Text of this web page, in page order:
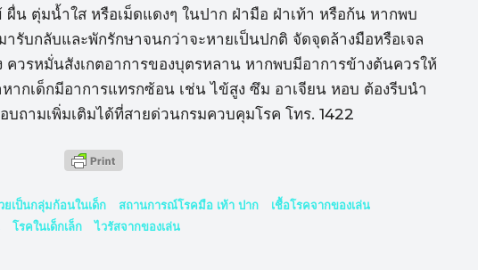
น ตุ่มน้ำใส หรือเม็ดแดงๆ ในปาก ฝ่ามือ ฝ่าเท้า หรือก้น หากพบ
ารับกลับและพักรักษาจนกว่าจะหายเป็นปกติ จัดจุดล้างมือหรือเจล
วรหมั่นสังเกตอาการของบุตรหลาน หากพบมีอาการข้างต้นควรให้
ากเด็กมีอาการแทรกซ้อน เช่น ไข้สูง ซึม อาเจียน หอบ ต้องรีบนำ
บถามเพิ่มเติมได้ที่สายด่วนกรมควบคุมโรค โทร. 1422
ยเป็นกลุ่มก้อนในเด็ก สถานการณ์โรคมือ เท้า ปาก
เชื้อโรคจากของเล่น
โรคในเด็กเล็ก ไวรัสจากของเล่น